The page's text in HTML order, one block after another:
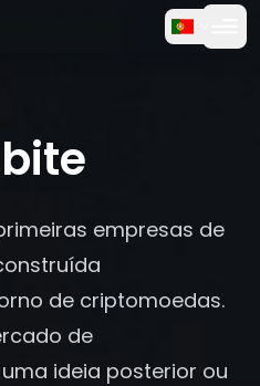
empresas de
de criptomoedas.
de
ideia posterior ou